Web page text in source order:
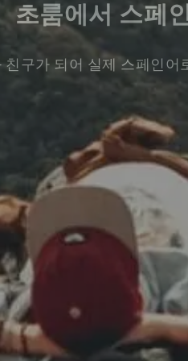
초룸에서 스페
친구가 되어 실제 스페인어